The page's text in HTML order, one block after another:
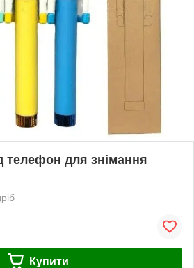
телефон для знімання
Купити